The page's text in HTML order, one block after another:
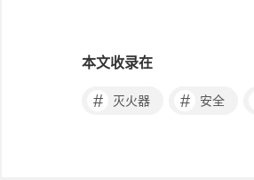
本文收录在
# 灭火器 # 安全